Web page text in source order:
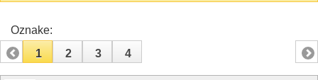
Oznake:
1
2 3 4